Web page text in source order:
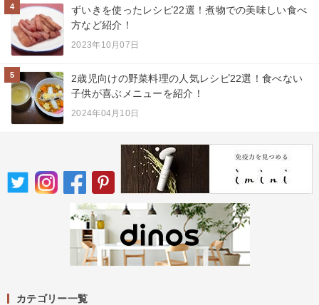
4
ずいきを使ったレシピ22選！煮物での美味しい食べ
方など紹介！
2023年10月07日
5
2歳児向けの野菜料理の人気レシピ22選！食べない
子供が喜ぶメニューを紹介！
2024年04月10日
カテゴリー一覧